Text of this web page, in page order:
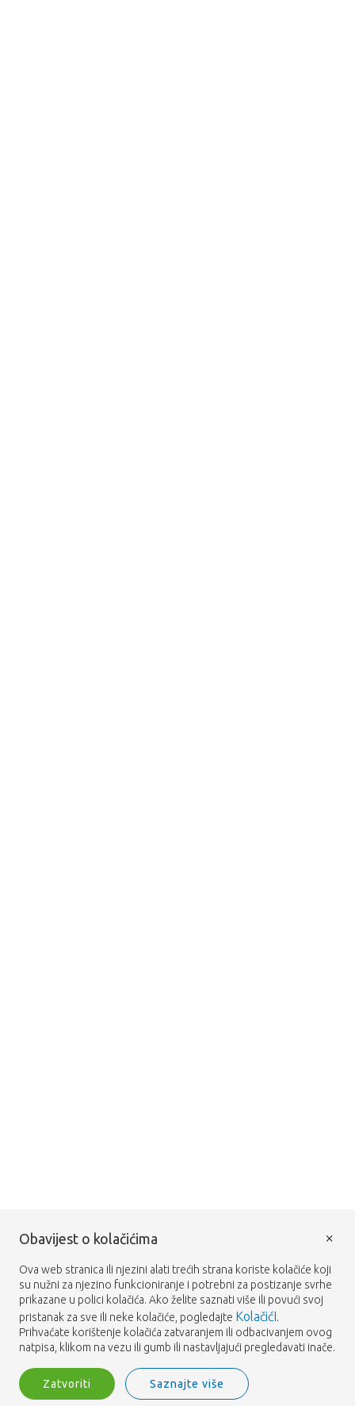
Obavijest o kolačićima
Ova web stranica ili njezini alati trećih strana koriste kolačiće koji
su nužni za njezino funkcioniranje i potrebni za postizanje svrhe
prikazane u polici kolačića. Ako želite saznati više ili povući svoj
pristanak za sve ili neke kolačiće, pogledajte KolačićI.
Prihvaćate korištenje kolačića zatvaranjem ili odbacivanjem ovog
natpisa, klikom na vezu ili gumb ili nastavljajući pregledavati inače.
Zatvoriti Saznajte više
×